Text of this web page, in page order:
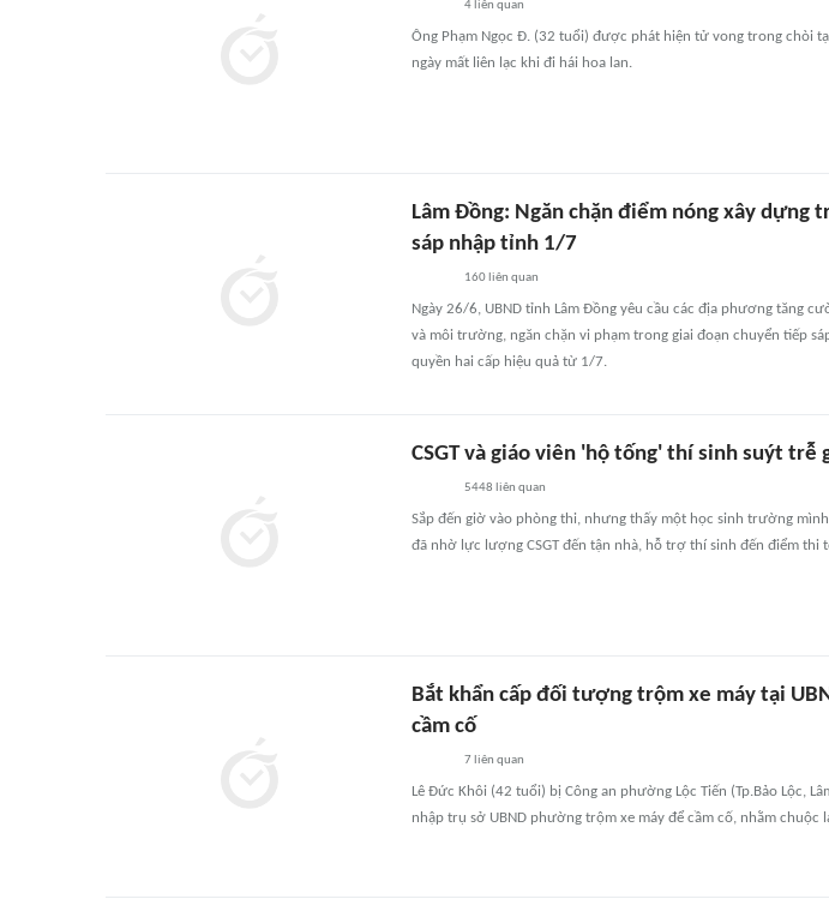
4 liên quan
Ông Phạm Ngọc Đ. (32 tuổi) được phát hiện tử vong trong chòi
ngày mất liên lạc khi đi hái hoa lan.
Lâm Đồng: Ngăn chặn điểm nóng xây
sáp nhập tỉnh 1/7
160 liên quan
Ngày 26/6, UBND tỉnh Lâm Đồng yêu cầu các địa phương tăng
và môi trường, ngăn chặn vi phạm trong giai đoạn chuyển tiếp
quyền hai cấp hiệu quả từ 1/7.
CSGT và giáo viên 'hộ tống' thí sinh suýt trễ
5448 liên quan
Sắp đến giờ vào phòng thi, nhưng thấy một học sinh trường
đã nhờ lực lượng CSGT đến tận nhà, hỗ trợ thí sinh đến điểm thi
Bắt khẩn cấp đối tượng trộm xe máy tại
cầm cố
7 liên quan
Lê Đức Khôi (42 tuổi) bị Công an phường Lộc Tiến (Tp.Bảo Lộc,
nhập trụ sở UBND phường trộm xe máy để cầm cố, nhằm